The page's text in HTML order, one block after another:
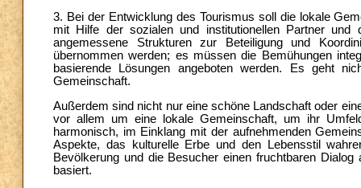
3. Bei der Entwicklung des Tourismus soll die lokale
mit Hilfe der sozialen und institutionellen Partner
angemessene Strukturen zur Beteiligung und
übernommen werden; es müssen die Bemühungen
basierende Lösungen angeboten werden. Es geht
Gemeinschaft.
Außerdem sind nicht nur eine schöne Landschaft oder
vor allem um eine lokale Gemeinschaft, um ihr
harmonisch, im Einklang mit der aufnehmenden
Aspekte, das kulturelle Erbe und den Lebensstil
Bevölkerung und die Besucher einen fruchtbaren
basiert.